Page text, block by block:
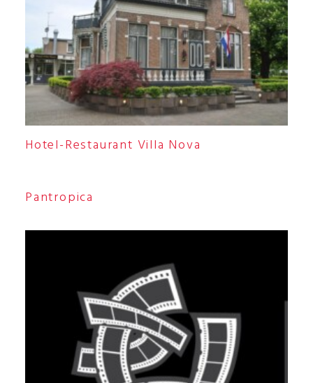
Hotel-Restaurant Villa Nova
Pantropica